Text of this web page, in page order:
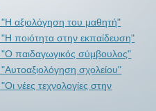
αξιολόγηση του μαθητή"
ποιότητα στην εκπαίδευση"
παιδαγωγικός σύμβουλος"
σχολείου"
νέες τεχνολογίες στην